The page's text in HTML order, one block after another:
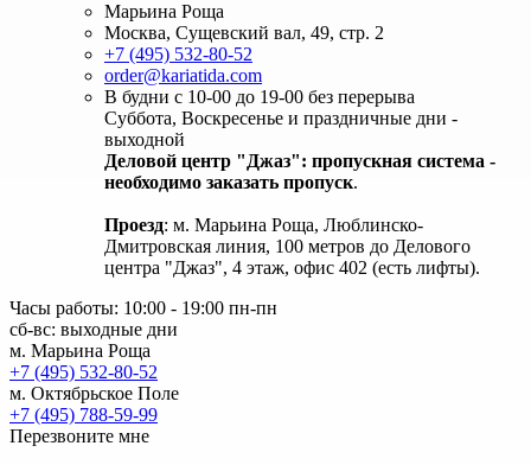
Марьина Роща
Москва, Сущевский вал, 49, стр. 2
+7 (495) 532-80-52
order@kariatida.com
В будни с 10-00 до 19-00 без перерыва
Суббота, Воскресенье и праздничные дни -
выходной
Деловой центр "Джаз": пропускная система -
необходимо заказать пропуск.
Проезд: м. Марьина Роща, Люблинско-
Дмитровская линия, 100 метров до Делового
центра "Джаз", 4 этаж, офис 402 (есть лифты).
Часы работы: 10:00 - 19:00 пн-пн
сб-вс: выходные дни
м. Марьина Роща
+7 (495) 532-80-52
м. Октябрьское Поле
+7 (495) 788-59-99
Перезвоните мне